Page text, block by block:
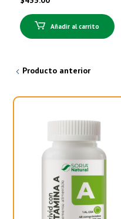
Añadir al carrito
Producto anterior